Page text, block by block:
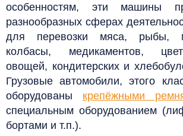
особенностям, эти машины
разнообразных сферах
для перевозки мяса, рыбы,
колбасы, медикаментов,
овощей, кондитерских и
Грузовые автомобили, этого
оборудованы крепёжными
специальным оборудованием
бортами и т.п.).